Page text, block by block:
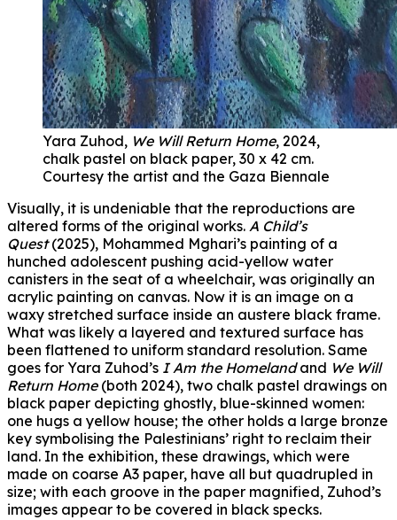
Yara Zuhod, We Will Return Home, 2024,
chalk pastel on black paper, 30 x 42 cm.
Courtesy the artist and the Gaza Biennale
Visually, it is undeniable that the reproductions are
altered forms of the original works. A Child’s
Quest(2025), Mohammed Mghari’s painting of a
hunched adolescent pushing acid-yellow water
canisters in the seat of a wheelchair, was originally an
acrylic painting on canvas. Now it is an image on a
waxy stretched surface inside an austere black frame.
What was likely a layered and textured surface has
been flattened to uniform standard resolution. Same
goes for Yara Zuhod’s I Am the Homelandand We Will
Return Home(both 2024), two chalk pastel drawings on
black paper depicting ghostly, blue-skinned women:
one hugs a yellow house; the other holds a large bronze
key symbolising the Palestinians’ right to reclaim their
land. In the exhibition, these drawings, which were
made on coarse A3 paper, have all but quadrupled in
size; with each groove in the paper magnified, Zuhod’s
images appear to be covered in black specks.